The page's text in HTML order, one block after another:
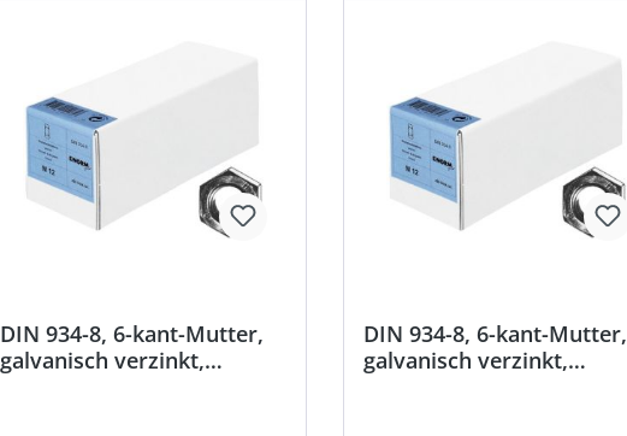
DIN 934-8, 6-kant-Mutter,
galvanisch verzinkt,
DIN 934-8, 6-kant-Mutter,
galvanisch verzinkt,